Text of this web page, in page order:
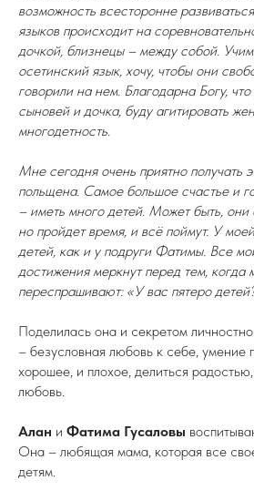
возможность всесторонне
языков происходит на
дочкой, близнецы – между собой.
осетинский язык, хочу, чтобы они
говорили на нем. Благодарна Богу,
сыновей и дочка, буду агитировать
многодетность.
Мне сегодня очень приятно получать
польщена. Самое большое счастье и
– иметь много детей. Может быть, они
но пройдет время, и всё поймут. У
детей, как и у подруги Фатимы. Все
достижения меркнут перед тем, когда
переспрашивают: «У вас пятеро
Поделилась она и секретом
– безусловная любовь к себе, умение
хорошее, и плохое, делиться
любовь.
Алан и Фатима Гусаловы
Она – любящая мама, которая все
детям.